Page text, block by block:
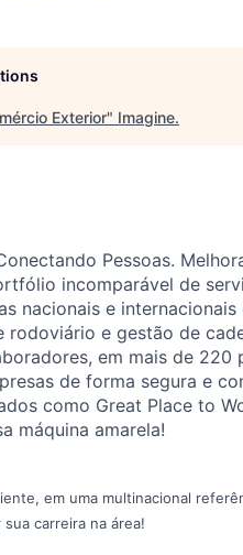
Exterior" Imagine.
Pessoas.
incomparável de
nacionais e
e gestão de
em mais de 220
de forma segura e
como Great Place to
máquina amarela!
em uma multinacional
carreira na área!